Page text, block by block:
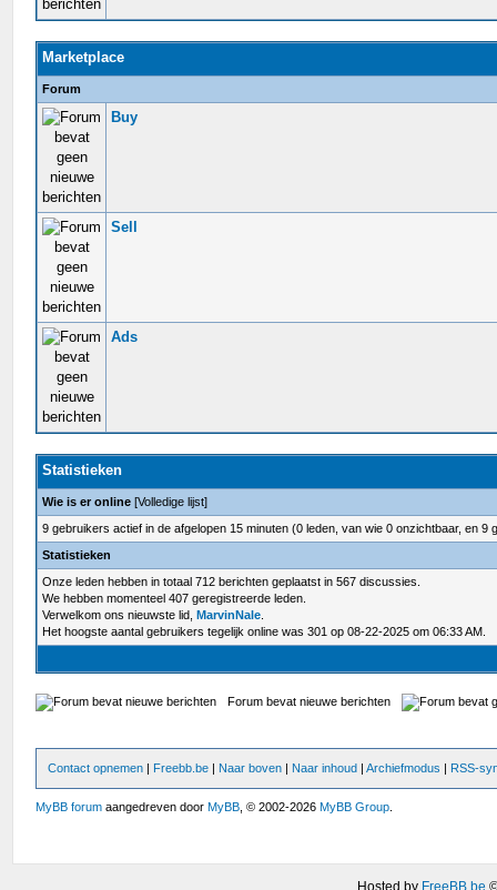
Marketplace
Forum
Buy
Sell
Ads
Statistieken
Wie is er online [Volledige lijst]
9 gebruikers actief in de afgelopen 15 minuten (0 leden, van wie 0 onzichtbaar, en 9
Statistieken
Onze leden hebben in totaal 712 berichten geplaatst in 567 discussies.
We hebben momenteel 407 geregistreerde leden.
Verwelkom ons nieuwste lid,MarvinNale
Het hoogste aantal gebruikers tegelijk online was 301 op 08-22-2025 om 06:33 AM.
Forum bevat nieuwe berichten
Contact opnemen | Freebb.be | Naar boven | Naar inhoud |Archiefmodus | RSS-
MyBB forum aangedreven doorMyBB , © 2002-2026MyBB Group
Hosted by FreeBB.be